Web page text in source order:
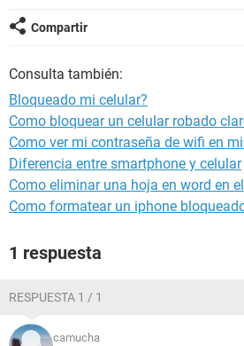
Compartir
Consulta también:
Bloqueado mi celular?
Como bloquear un celular robado
Como ver mi contraseña de wifi en
Diferencia entre smartphone y celular
Como eliminar una hoja en word en
Como formatear un iphone
1 respuesta
RESPUESTA 1 / 1
camucha